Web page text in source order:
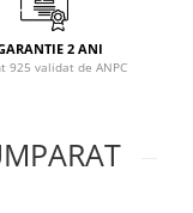
2 ANI
925 validat de ANPC